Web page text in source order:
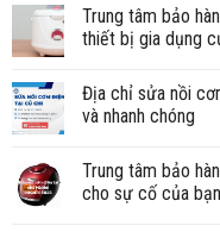
Trung tâm bảo
thiết bị gia dụng
Địa chỉ sửa nồi
và nhanh chóng
Trung tâm bảo
cho sự cố của bạn